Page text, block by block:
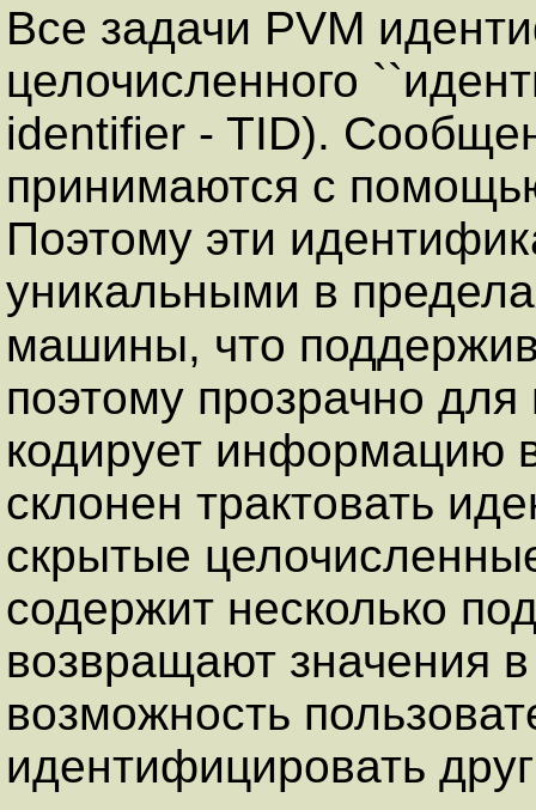
Все задачи PVM
целочисленного
identifier - TID).
принимаются с
Поэтому эти
уникальными в
машины, что
поэтому прозрачно
кодирует информацию
склонен трактовать
скрытые
содержит несколько
возвращают значения
возможность
идентифицировать